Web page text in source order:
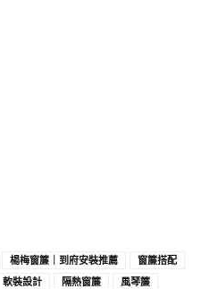
楊梅窗簾｜到府安裝推薦
窗簾搭配
軟裝設計 隔熱窗簾 風琴簾